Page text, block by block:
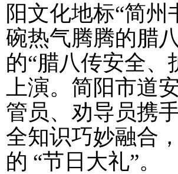
阳文化地标“简
碗热气腾腾的腊
的“腊八传安全、
上演。简阳市道
管员、劝导员携
全知识巧妙融合
的 “节日大礼”。